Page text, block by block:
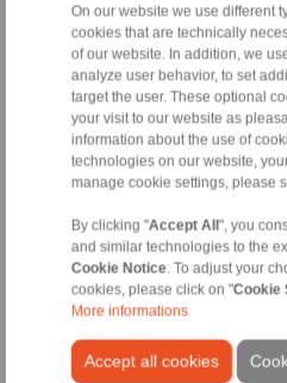
On our website we use different
cookies that are technically
of our website. In addition, we
analyze user behavior, to set
target the user. These optional
your visit to our website as
information about the use of
technologies on our website,
manage cookie settings, please
By clicking "Accept All ", you
and similar technologies to the
Cookie Notice. To adjust your
cookies, please click on "Cookie
More informations
Accept all cookies
Contacto
Teléfono de ventas:
info@ringspann.es
Consultas técnicas:
+34 945 22 77 50
info@ringspann.es